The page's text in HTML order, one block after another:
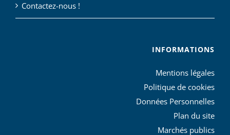
Contactez-nous !
INFORMATIONS
Mentions légales
Politique de cookies
Données Personnelles
Plan du site
Marchés publics